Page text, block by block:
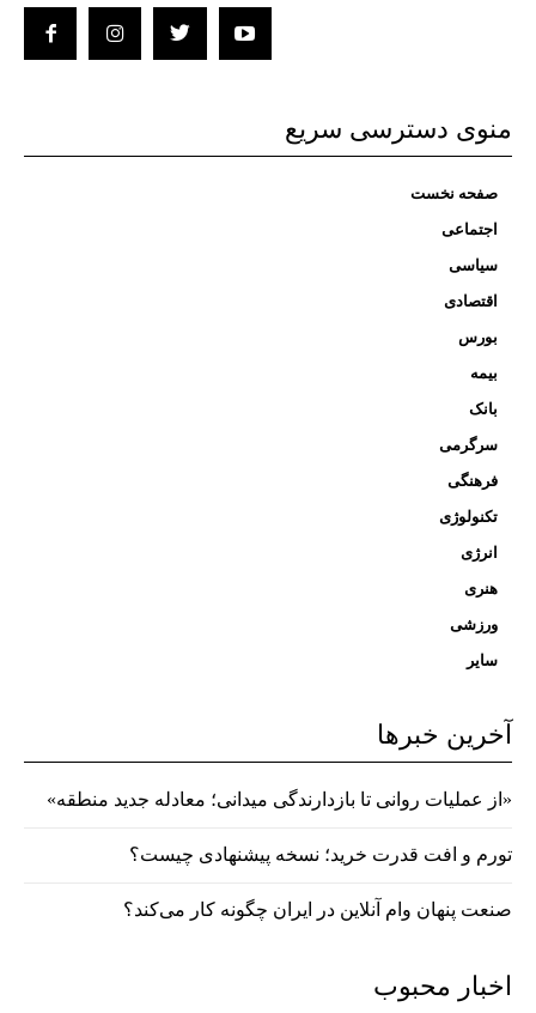
منوی دسترسی سریع
صفحه نخست
اجتماعی
سیاسی
اقتصادی
بورس
بیمه
بانک
سرگرمی
فرهنگی
تکنولوژی
انرژی
هنری
ورزشی
سایر
آخرین خبرها
«از عملیات روانی تا بازدارندگی میدانی؛ معادله جدید منطقه»
تورم و افت قدرت خرید؛ نسخه پیشنهادی چیست؟
صنعت پنهان وام آنلاین در ایران چگونه کار می‌کند؟
اخبار محبوب